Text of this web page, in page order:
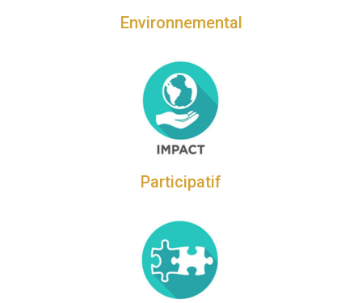
Environnemental
Participatif